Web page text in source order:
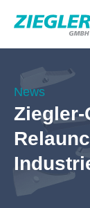
News
Ziegler-